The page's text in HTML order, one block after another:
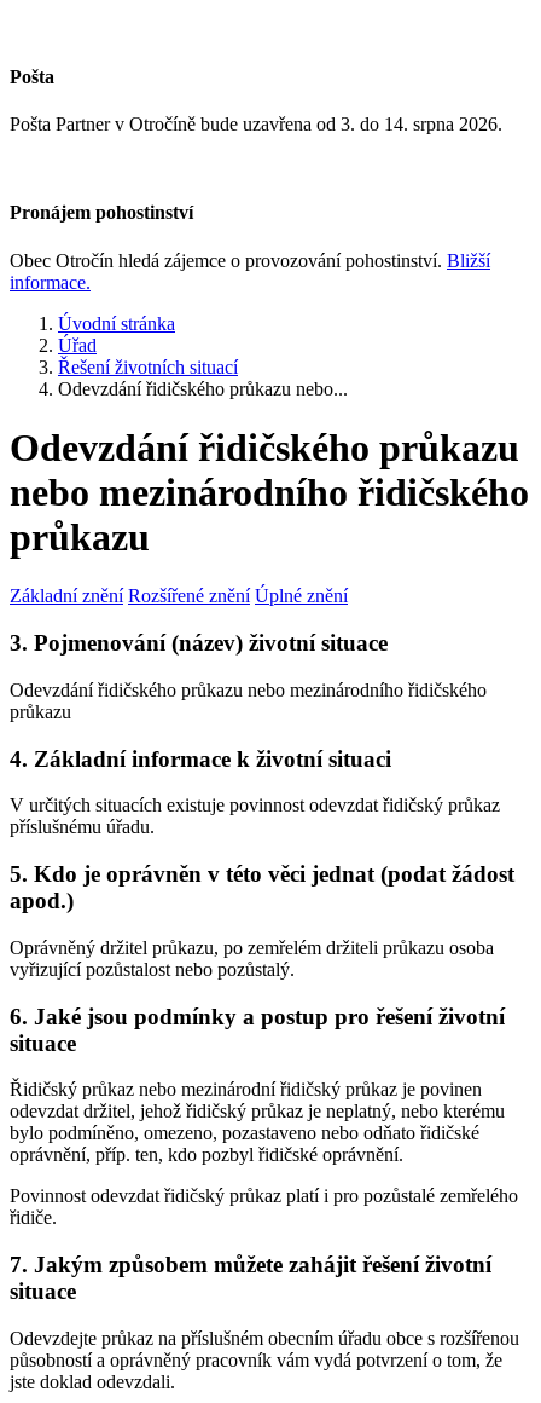
Pošta
Pošta Partner v Otročíně bude uzavřena od 3. do 14. srpna 2026.
Pronájem pohostinství
Obec Otročín hledá zájemce o provozování pohostinství. Bližší
informace.
Úvodní stránka
Úřad
Řešení životních situací
Odevzdání řidičského průkazu nebo...
Odevzdání řidičského průkazu
nebo mezinárodního řidičského
průkazu
Základní znění Rozšířené znění Úplné znění
3. Pojmenování (název) životní situace
Odevzdání řidičského průkazu nebo mezinárodního řidičského
průkazu
4. Základní informace k životní situaci
V určitých situacích existuje povinnost odevzdat řidičský průkaz
příslušnému úřadu.
5. Kdo je oprávněn v této věci jednat (podat žádost
apod.)
Oprávněný držitel průkazu, po zemřelém držiteli průkazu osoba
vyřizující pozůstalost nebo pozůstalý.
6. Jaké jsou podmínky a postup pro řešení životní
situace
Řidičský průkaz nebo mezinárodní řidičský průkaz je povinen
odevzdat držitel, jehož řidičský průkaz je neplatný, nebo kterému
bylo podmíněno, omezeno, pozastaveno nebo odňato řidičské
oprávnění, příp. ten, kdo pozbyl řidičské oprávnění.
Povinnost odevzdat řidičský průkaz platí i pro pozůstalé zemřelého
řidiče.
7. Jakým způsobem můžete zahájit řešení životní
situace
Odevzdejte průkaz na příslušném obecním úřadu obce s rozšířenou
působností a oprávněný pracovník vám vydá potvrzení o tom, že
jste doklad odevzdali.